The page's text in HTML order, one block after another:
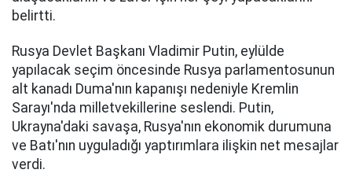
belirtti.
Rusya Devlet Başkanı Vladimir Putin, eylülde
yapılacak seçim öncesinde Rusya parlamentosunun
alt kanadı Duma'nın kapanışı nedeniyle Kremlin
Sarayı'nda milletvekillerine seslendi. Putin,
Ukrayna'daki savaşa, Rusya'nın ekonomik durumuna
ve Batı'nın uyguladığı yaptırımlara ilişkin net mesajlar
verdi.